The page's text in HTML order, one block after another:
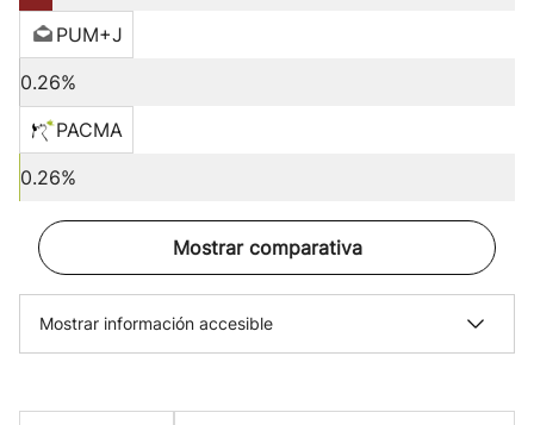
PUM+J
0.26%
PACMA
0.26%
Mostrar comparativa
Mostrar información accesible